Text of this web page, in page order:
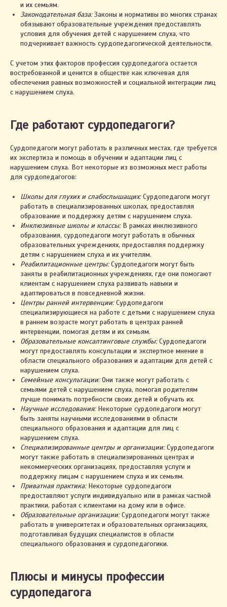
и их семьям.
Законодательная база:Законы и нормативы во многих странах
обязывают образовательные учреждения предоставлять
условия для обучения детей с нарушением слуха, что
подчеркивает важность сурдопедагогической деятельности.
С учетом этих факторов профессия сурдопедагога остается
востребованной и ценится в обществе как ключевая для
обеспечения равных возможностей и социальной интеграции лиц
с нарушением слуха.
Где работают сурдопедагоги?
Сурдопедагоги могут работать в различных местах, где требуется
их экспертиза и помощь в обучении и адаптации лиц с
нарушением слуха. Вот некоторые из возможных мест работы
для сурдопедагогов:
Школы для глухих и слабослышащих:Сурдопедагоги могут
работать в специализированных школах, предоставляя
образование и поддержку детям с нарушением слуха.
Инклюзивные школы и классы:В рамках инклюзивного
образования, сурдопедагоги могут работать в обычных
образовательных учреждениях, предоставляя поддержку
детям с нарушением слуха и их учителям.
Реабилитационные центры:Сурдопедагоги могут быть
заняты в реабилитационных учреждениях, где они помогают
клиентам с нарушением слуха развивать навыки и
адаптироваться в повседневной жизни.
Центры ранней интервенции:Сурдопедагоги
специализирующиеся на работе с детьми с нарушением слуха
в раннем возрасте могут работать в центрах ранней
интервенции, помогая детям и их семьям.
Образовательные консалтинговые службы:Сурдопедагоги
могут предоставлять консультации и экспертное мнение в
области специального образования и адаптации для детей с
нарушением слуха.
Семейные консультации:Они также могут работать с
семьями детей с нарушением слуха, помогая родителям
лучше понимать потребности своих детей и обучать их.
Научные исследования: Некоторые сурдопедагоги могут
быть заняты научными исследованиями в области
специального образования и адаптации для лиц с
нарушением слуха.
Специализированные центры и организации:Сурдопедагоги
могут также работать в специализированных центрах и
некоммерческих организациях, предоставляя услуги и
поддержку лицам с нарушением слуха и их семьям.
Приватная практика: Некоторые сурдопедагоги
предоставляют услуги индивидуально или в рамках частной
практики, работая с клиентами на дому или в офисе.
Образовательные организации:Сурдопедагоги могут также
работать в университетах и образовательных организациях,
подготавливая будущих специалистов в области
специального образования и сурдопедагогики.
Плюсы и минусы профессии
сурдопедагога